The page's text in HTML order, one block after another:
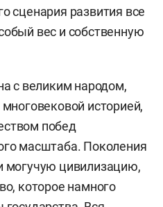
сценария развития все
вес и собственную
с великим народом,
историей,
побед
масштаба. Поколения
могучую цивилизацию,
которое намного